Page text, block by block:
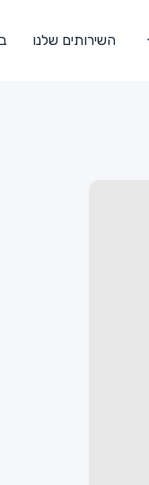
השירותים שלנו